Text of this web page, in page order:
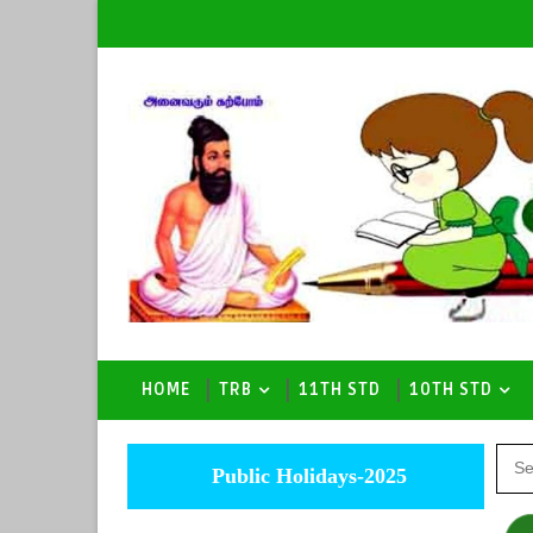
HOME TRB 11TH STD 10TH STD
Public Holidays-2025